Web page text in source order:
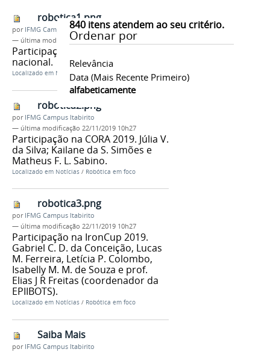
840itens atendem ao seu critério.
Ordenar por
Relevância
Data (mais Recente Primeiro)
alfabeticamente
robotica1.png
por IFMG Campus Itabirito
— última modificação22/11/2019 10h27
Participação na MNR fase
nacional.
Localizado em Notícias Robótica em foco
robotica2.png
por IFMG Campus Itabirito
— última modificação 22/11/2019 10h27
Participação na CORA 2019. Júlia V.
da Silva; Kailane da S. Simões e
Matheus F. L. Sabino.
Localizado em Notícias / Robótica em foco
robotica3.png
por IFMG Campus Itabirito
— última modificação 22/11/2019 10h27
Participação na IronCup 2019.
Gabriel C. D. da Conceição, Lucas
M. Ferreira, Letícia P. Colombo,
Isabelly M. M. de Souza e prof.
Elias J R Freitas (coordenador da
EPIIBOTS).
Localizado em Notícias / Robótica em foco
Saiba Mais
por IFMG Campus Itabirito